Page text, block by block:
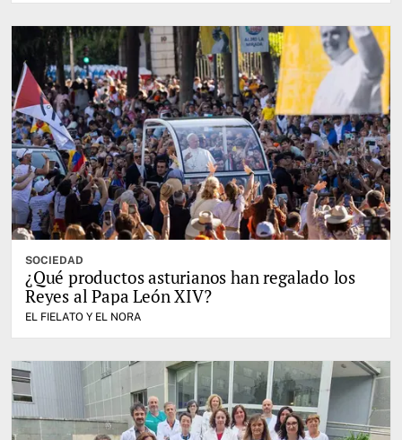
SOCIEDAD
¿Qué productos asturianos han regalado los
Reyes al Papa León XIV?
EL FIELATO Y EL NORA